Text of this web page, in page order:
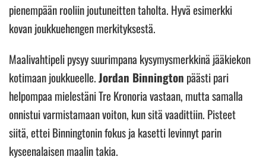
pienempään rooliin joutuneitten taholta. Hyvä esimerkki
kovan joukkuehengen merkityksestä.
Maalivahtipeli pysyy suurimpana kysymysmerkkinä jääkiekon
kotimaan joukkueelle.Jordan Binnington päästi pari
helpompaa mielestäni Tre Kronoria vastaan, mutta samalla
onnistui varmistamaan voiton, kun sitä vaadittiin. Pisteet
siitä, ettei Binningtonin fokus ja kasetti levinnyt parin
kyseenalaisen maalin takia.